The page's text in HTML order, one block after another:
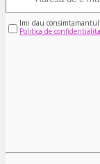
Imi dau
Politica de